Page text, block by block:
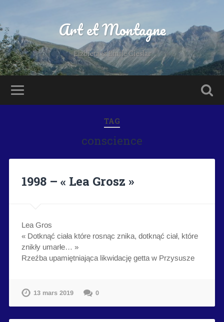
Art et Montagne
Elzbieta & Emile Cieslar
TAG
conscience
1998 – « Lea Grosz »
Lea Gros
« Dotknąć ciała które rosnąc znika, dotknąć ciał, które
znikły umarłe… »
Rzeźba upamiętniająca likwidację getta w Przysusze
13 mars 2019 0